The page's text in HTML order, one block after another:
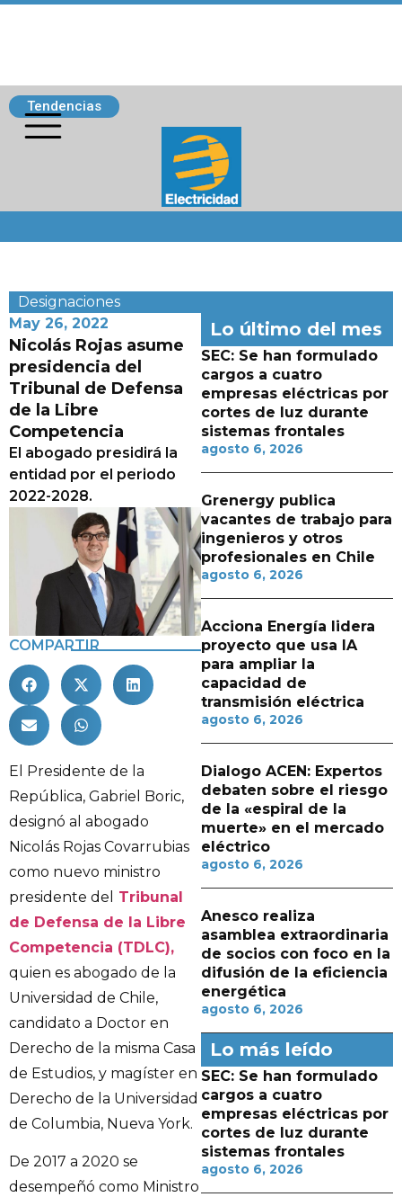
Tendencias
Designaciones
May 26, 2022
Nicolás Rojas asume
presidencia del
Tribunal de Defensa
de la Libre
Competencia
El abogado presidirá la
entidad por el periodo
2022-2028.
COMPARTIR
El Presidente de la
República, Gabriel Boric,
designó al abogado
Nicolás Rojas Covarrubias
como nuevo ministro
presidente del
Tribunal
de Defensa de la Libre
Competencia (TDLC),
quien es abogado de la
Universidad de Chile,
candidato a Doctor en
Derecho de la misma Casa
de Estudios, y magíster en
Derecho de la Universidad
de Columbia, Nueva York.
De 2017 a 2020 se
desempeñó como Ministro
Lo último del mes
SEC: Se han formulado
cargos a cuatro
empresas eléctricas por
cortes de luz durante
sistemas frontales
agosto 6, 2026
Grenergy publica
vacantes de trabajo para
ingenieros y otros
profesionales en Chile
agosto 6, 2026
Acciona Energía lidera
proyecto que usa IA
para ampliar la
capacidad de
transmisión eléctrica
agosto 6, 2026
Dialogo ACEN: Expertos
debaten sobre el riesgo
de la «espiral de la
muerte» en el mercado
eléctrico
agosto 6, 2026
Anesco realiza
asamblea extraordinaria
de socios con foco en la
difusión de la eficiencia
energética
agosto 6, 2026
Lo más leído
SEC: Se han formulado
cargos a cuatro
empresas eléctricas por
cortes de luz durante
sistemas frontales
agosto 6, 2026